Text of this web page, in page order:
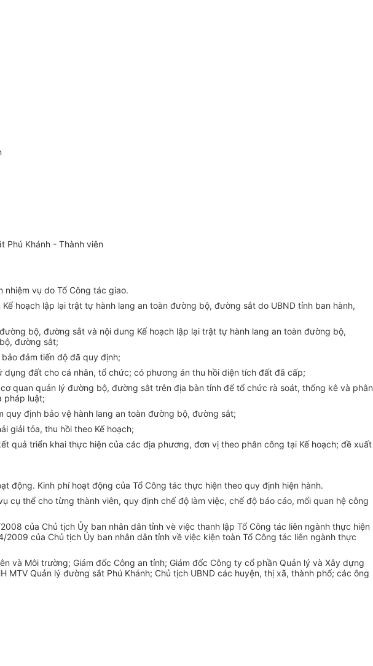
Phú Khánh - Thành viên
vụ do Tổ Công tác giao.
hoạch lập lại trật tự hành lang an toàn đường bộ, đường sắt do UBND tỉnh ban hành,
bộ, đường sắt và nội dung Kế hoạch lập lại trật tự hành lang an toàn đường bộ,
đường sắt;
đảm tiến độ đã quy định;
dụng đất cho cá nhân, tổ chức; có phương án thu hồi diện tích đất đã cấp;
quan quản lý đường bộ, đường sắt trên địa bàn tỉnh để tổ chức rà soát, thống kê và phân
pháp luật;
quy định bảo vệ hành lang an toàn đường bộ, đường sắt;
giải tỏa, thu hồi theo Kế hoạch;
quả triển khai thực hiện của các địa phương, đơn vị theo phân công tại Kế hoạch; đề xuất
động. Kinh phí hoạt động của Tổ Công tác thực hiện theo quy định hiện hành.
cụ thể cho từng thành viên, quy định chếđộ làm việc, chế độ báo cáo, mối quan hệ công
của Chủ tịch Ủy ban nhân dân tỉnh vè việc thanh lập Tổ Công tác liên ngành thực hiện
2009 của Chủ tịch Ủy ban nhân dân tỉnh về việc kiện toàn Tổ Công tác liên ngành thực
và Môi trường; Giám đốc Công an tỉnh; Giám đốc Công ty cổ phần Quản lý và Xây dựng
MTV Quản lý đường sắt Phú Khánh; Chủ tịch UBND các huyện, thị xã, thành phố; các ông